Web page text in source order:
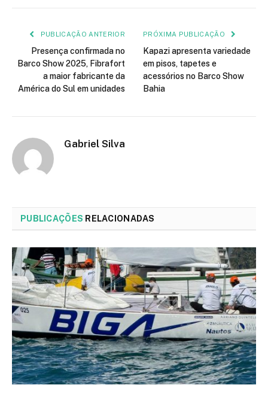
PUBLICAÇÃO ANTERIOR
Presença confirmada no
Barco Show 2025, Fibrafort
a maior fabricante da
América do Sul em unidades
PRÓXIMA PUBLICAÇÃO
Kapazi apresenta variedade
em pisos, tapetes e
acessórios no Barco Show
Bahia
Gabriel Silva
PUBLICAÇÕES RELACIONADAS